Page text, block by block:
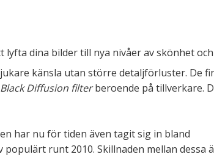
dina bilder till nya nivåer av skönhet
känsla utan större detaljförluster. De
Black Diffusion filterberoende på tillverkare.
har nu för tiden även tagit sig in bland
runt 2010. Skillnaden mellan dessa